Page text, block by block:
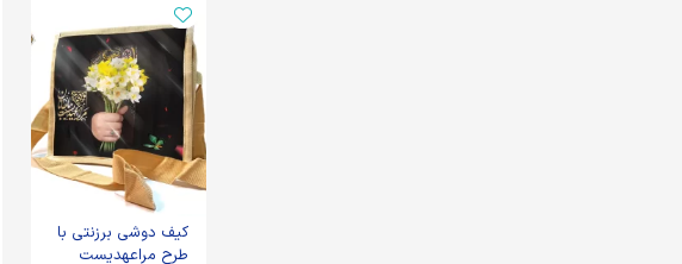
کیف دوشی برزنتی با
طرح مراعهدیست